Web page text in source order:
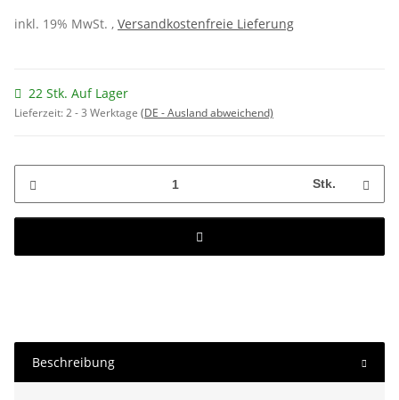
inkl. 19% MwSt. , Versandkostenfreie Lieferung
22 Stk. Auf Lager
Lieferzeit:2 - 3 Werktage (DE - Ausland abweichend)
Stk.
Beschreibung